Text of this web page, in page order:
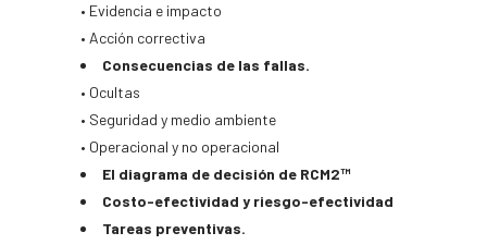
• Evidencia e impacto
• Acción correctiva
Consecuencias de las fallas.
• Ocultas
• Seguridad y medio ambiente
• Operacional y no operacional
El diagrama de decisión de RCM2™
Costo-efectividad y riesgo-efectividad
Tareas preventivas.